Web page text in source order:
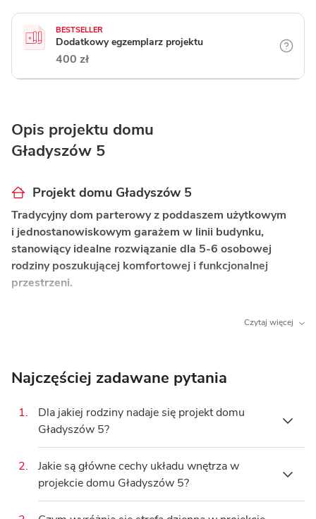
BESTSELLER
Dodatkowy egzemplarz projektu
400 zł
Opis projektu domu
Gładyszów 5
Projekt domu Gładyszów 5
Tradycyjny dom parterowy z poddaszem użytkowym
i jednostanowiskowym garażem w linii budynku,
stanowiący idealne rozwiązanie dla 5-6 osobowej
rodziny poszukującej komfortowej i funkcjonalnej
przestrzeni.
atmosferę podczas wspólnych wieczorów.
połączenie strefy dziennej z ogrodem, idealne
do relaksu na świeżym powietrzu.
Dodatkowy pokój na parterze– wszechstronna
przestrzeń, którą można przeznaczyć na domowy
gabinet, pokój hobby lub sypialnię dla gości.
Czytaj więcej
Najczęściej zadawane pytania
1.
Dla jakiej rodziny nadaje się projekt domu
Gładyszów 5?
Projekt domu Gładyszów 5 to idealne
rozwiązanie dla5-6 osobowej rodziny
szukającej komfortowej i funkcjonalnej
2.
Jakie są główne cechy układu wnętrza w
projekcie domu Gładyszów 5?